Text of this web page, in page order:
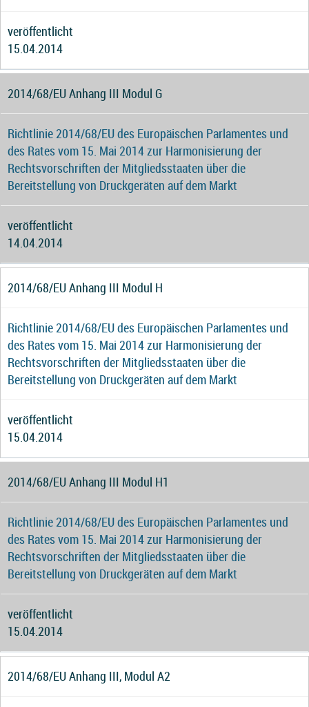
veröffentlicht
15.04.2014
2014/68/EU Anhang III Modul G
Richtlinie 2014/68/EU des Europäischen Parlamentes und
des Rates vom 15. Mai 2014 zur Harmonisierung der
Rechtsvorschriften der Mitgliedsstaaten über die
Bereitstellung von Druckgeräten auf dem Markt
veröffentlicht
14.04.2014
2014/68/EU Anhang III Modul H
Richtlinie 2014/68/EU des Europäischen Parlamentes und
des Rates vom 15. Mai 2014 zur Harmonisierung der
Rechtsvorschriften der Mitgliedsstaaten über die
Bereitstellung von Druckgeräten auf dem Markt
veröffentlicht
15.04.2014
2014/68/EU Anhang III Modul H1
Richtlinie 2014/68/EU des Europäischen Parlamentes und
des Rates vom 15. Mai 2014 zur Harmonisierung der
Rechtsvorschriften der Mitgliedsstaaten über die
Bereitstellung von Druckgeräten auf dem Markt
veröffentlicht
15.04.2014
2014/68/EU Anhang III, Modul A2